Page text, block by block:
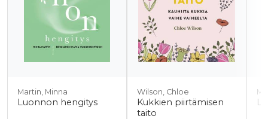
Martin, Minna
Luonnon hengitys
Wilson, Chloe
Kukkien piirtämisen
taito